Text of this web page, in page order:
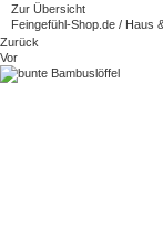
Zur Übersicht
Feingefühl-Shop.de / Haus
Zurück
Vor